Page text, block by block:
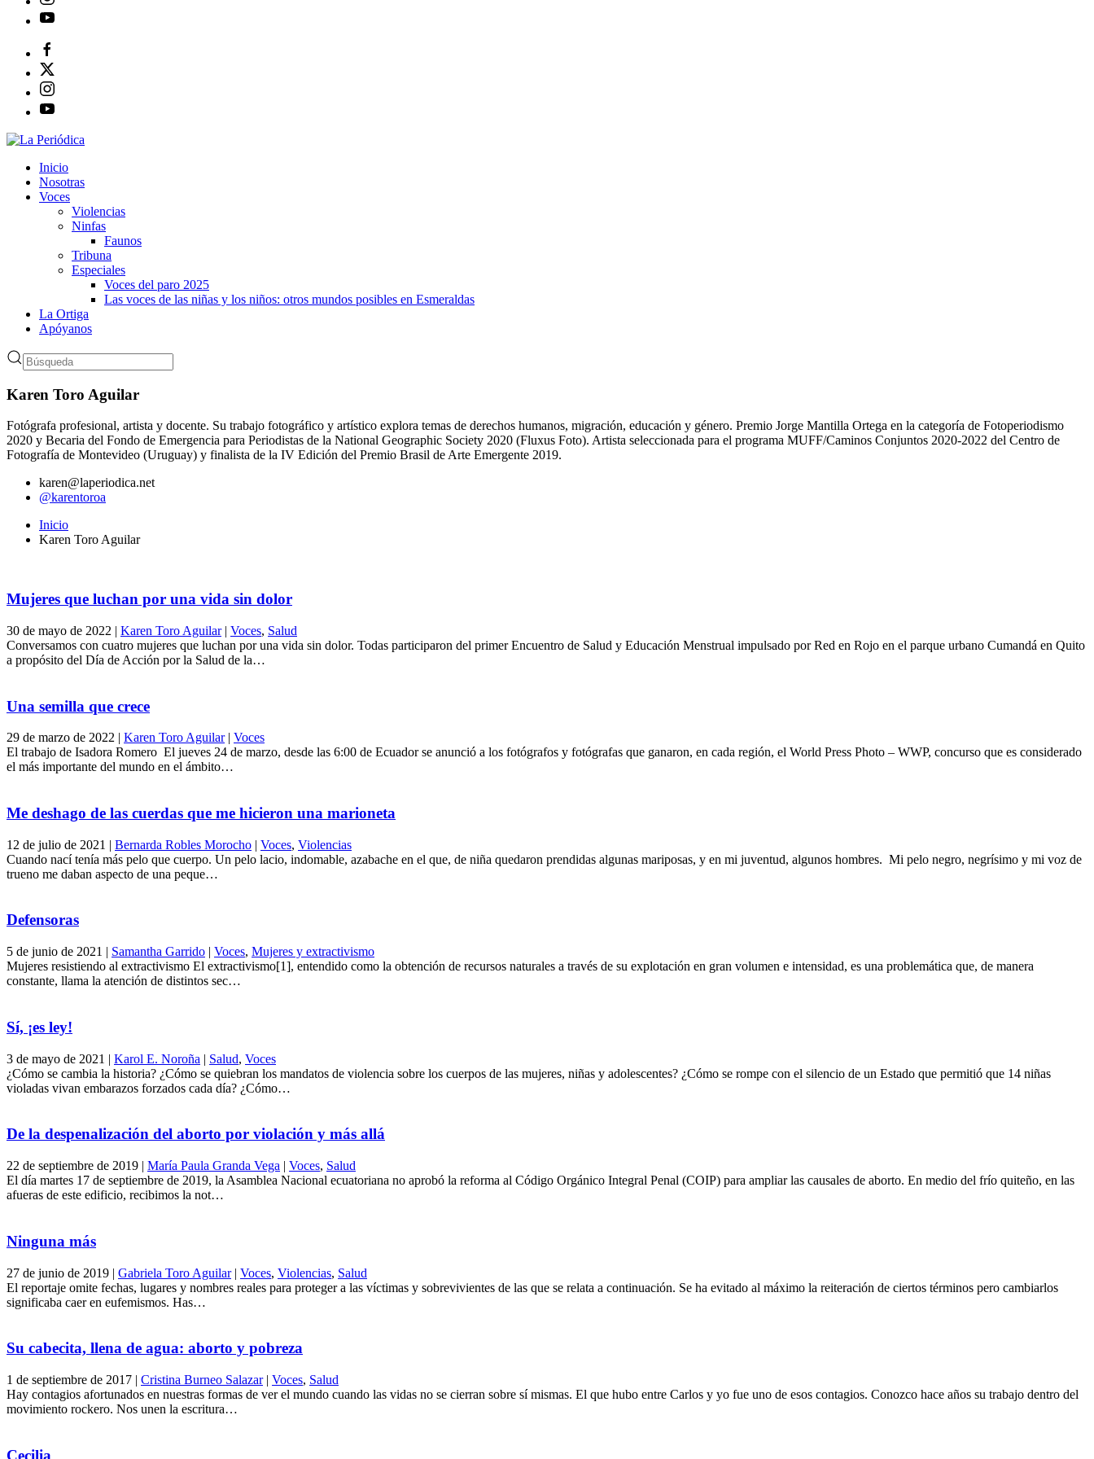
Inicio
Nosotras
Voces
Violencias
Ninfas
Faunos
Tribuna
Especiales
Voces del paro 2025
Las voces de las niñas y los niños: otros mundos posibles en Esmeraldas
La Ortiga
Apóyanos
Karen Toro Aguilar
Fotógrafa profesional, artista y docente. Su trabajo fotográfico y artístico explora temas de derechos humanos, migración, educación y género. Premio Jorge Mantilla Ortega en la categoría de Fotoperiodismo
2020 y Becaria del Fondo de Emergencia para Periodistas de la National Geographic Society 2020 (Fluxus Foto). Artista seleccionada para el programa MUFF/Caminos Conjuntos 2020-2022 del Centro de
Fotografía de Montevideo (Uruguay) y finalista de la IV Edición del Premio Brasil de Arte Emergente 2019.
karen@laperiodica.net
@karentoroa
Inicio
Karen Toro Aguilar
Mujeres que luchan por una vida sin dolor
30 de mayo de 2022 | Karen Toro Aguilar| Voces, Salud
Conversamos con cuatro mujeres que luchan por una vida sin dolor. Todas participaron del primer Encuentro de Salud y Educación Menstrual impulsado por Red en Rojo en el parque urbano Cumandá en Quito
a propósito del Día de Acción por la Salud de la…
Una semilla que crece
29 de marzo de 2022 | Karen Toro Aguilar| Voces
El trabajo de Isadora Romero El jueves 24 de marzo, desde las 6:00 de Ecuador se anunció a los fotógrafos y fotógrafas que ganaron, en cada región, el World Press Photo – WWP, concurso que es considerado
el más importante del mundo en el ámbito…
Me deshago de las cuerdas que me hicieron una marioneta
12 de julio de 2021 | Bernarda Robles Morocho | Voces, Violencias
Cuando nací tenía más pelo que cuerpo. Un pelo lacio, indomable, azabache en el que, de niña quedaron prendidas algunas mariposas, y en mi juventud, algunos hombres. Mi pelo negro, negrísimo y mi voz de
trueno me daban aspecto de una peque…
Defensoras
5 de junio de 2021 | Samantha Garrido | Voces, Mujeres y extractivismo
Mujeres resistiendo al extractivismo El extractivismo[1], entendido como la obtención de recursos naturales a través de su explotación en gran volumen e intensidad, es una problemática que, de manera
constante, llama la atención de distintos sec…
Sí, ¡es ley!
3 de mayo de 2021 | Karol E. Noroña | Salud, Voces
¿Cómo se cambia la historia? ¿Cómo se quiebran los mandatos de violencia sobre los cuerpos de las mujeres, niñas y adolescentes? ¿Cómo se rompe con el silencio de un Estado que permitió que 14 niñas
violadas vivan embarazos forzados cada día? ¿Cómo…
De la despenalización del aborto por violación y más allá
22 de septiembre de 2019 | María Paula Granda Vega | Voces, Salud
El día martes 17 de septiembre de 2019, la Asamblea Nacional ecuatoriana no aprobó la reforma al Código Orgánico Integral Penal (COIP) para ampliar las causales de aborto. En medio del frío quiteño, en las
afueras de este edificio, recibimos la not…
Ninguna más
27 de junio de 2019 | Gabriela Toro Aguilar| Voces, Violencias, Salud
El reportaje omite fechas, lugares y nombres reales para proteger a las víctimas y sobrevivientes de las que se relata a continuación. Se ha evitado al máximo la reiteración de ciertos términos pero cambiarlos
significaba caer en eufemismos. Has…
Su cabecita, llena de agua: aborto y pobreza
1 de septiembre de 2017 | Cristina Burneo Salazar| Voces, Salud
Hay contagios afortunados en nuestras formas de ver el mundo cuando las vidas no se cierran sobre sí mismas. El que hubo entre Carlos y yo fue uno de esos contagios. Conozco hace años su trabajo dentro del
movimiento rockero. Nos unen la escritura…
Cecilia